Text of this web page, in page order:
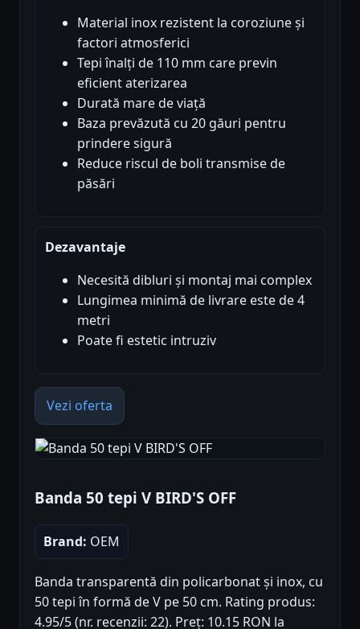
Material inox rezistent la coroziune și
factori atmosferici
Tepi înalți de 110 mm care previn
eficient aterizarea
Durată mare de viață
Baza prevăzută cu 20 găuri pentru
prindere sigură
Reduce riscul de boli transmise de
păsări
Dezavantaje
Necesită dibluri și montaj mai complex
Lungimea minimă de livrare este de 4
metri
Poate fi estetic intruziv
Vezi oferta
Banda 50 tepi V BIRD'S OFF
Brand: OEM
Banda transparentă din policarbonat și inox, cu
50 tepi în formă de V pe 50 cm. Rating produs:
4.95/5 (nr. recenzii: 22). Preț: 10.15 RON la